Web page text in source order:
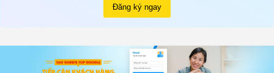
Đăng ký ngay